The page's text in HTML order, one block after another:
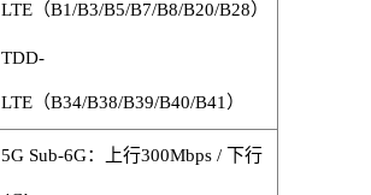
LTE（B1/B3/B5/B7/B8/B20/B28）
TDD-
LTE（B34/B38/B39/B40/B41）
5G Sub-6G： 上行300Mbps / 下行